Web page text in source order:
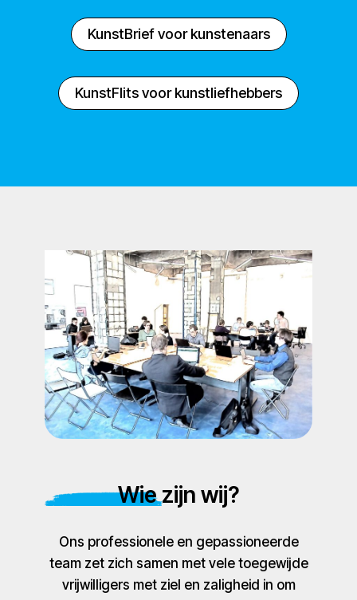
KunstBrief voor kunstenaars
KunstFlits voor kunstliefhebbers
Wie zijn wij?
Ons professionele en gepassioneerde
team zet zich samen met vele toegewijde
vrijwilligers met ziel en zaligheid in om